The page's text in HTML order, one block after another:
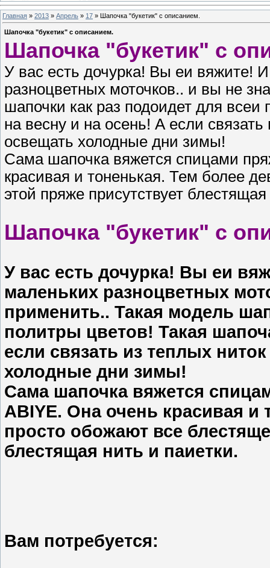
Главная » 2013 » Апрель » 17 » Шапочка "букетик" с описанием.
Шапочка "букетик" с описанием.
Шапочка "букетик" с
У вас есть дочурка! Вы еи вяжите!
разноцветных моточков.. и вы не
шапочки как раз подоидет для
на весну и на осень! А если связать
освещать холодные дни зимы!
Сама шапочка вяжется спицами
красивая и тоненькая. Тем более
этой пряже присутствует
Шапочка "букетик" с
У вас есть дочурка! Вы еи
маленьких разноцветных
применить.. Такая модель
политры цветов! Такая
если связать из теплых
холодные дни зимы!
Сама шапочка вяжется
ABIYE. Она очень красивая и
просто обожают все
блестящая нить и паиетки.
Вам потребуется: